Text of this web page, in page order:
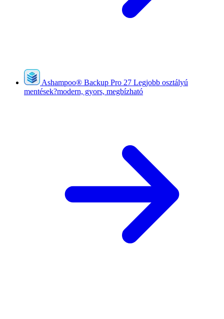
Ashampoo® Backup Pro 27 Legjobb osztályú
mentések?modern, gyors, megbízható